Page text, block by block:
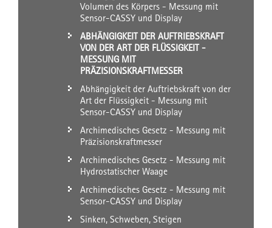
Volumen des Körpers - Messung mit
Sensor-CASSY und Display
ABHÄNGIGKEIT DER AUFTRIEBSKRAFT
VON DER ART DER FLÜSSIGKEIT -
MESSUNG MIT
PRÄZISIONSKRAFTMESSER
Abhängigkeit der Auftriebskraft von der
Art der Flüssigkeit - Messung mit
Sensor-CASSY und Display
Archimedisches Gesetz - Messung mit
Präzisionskraftmesser
Archimedisches Gesetz - Messung mit
Hydrostatischer Waage
Archimedisches Gesetz - Messung mit
Sensor-CASSY und Display
Sinken, Schweben, Steigen